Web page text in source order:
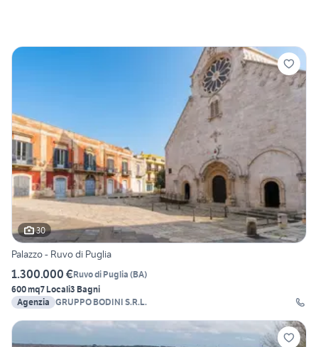
30
Palazzo - Ruvo di Puglia
1.300.000 €Ruvo di Puglia (BA)
600 mq7 Locali3 Bagni
Agenzia GRUPPO BODINI S.R.L.